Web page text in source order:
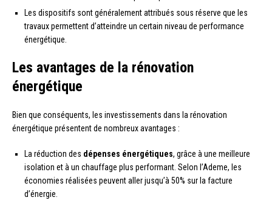
Les dispositifs sont généralement attribués sous réserve que les
travaux permettent d’atteindre un certain niveau de performance
énergétique.
Les avantages de la rénovation
énergétique
Bien que conséquents, les investissements dans la rénovation
énergétique présentent de nombreux avantages :
La réduction des dépenses énergétiques, grâce à une meilleure
isolation et à un chauffage plus performant. Selon l’Ademe, les
économies réalisées peuvent aller jusqu’à 50% sur la facture
d’énergie.